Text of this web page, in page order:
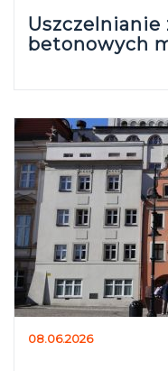
betonowych
08.06.2026